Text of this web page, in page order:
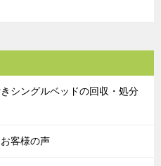
シングルベッドの回収・処分
客様の声